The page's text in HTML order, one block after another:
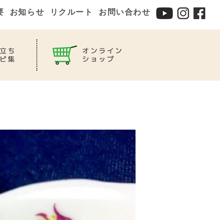
お知らせ リクルート お問い合わせ